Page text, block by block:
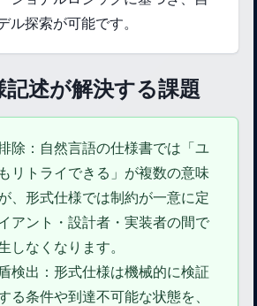
ル探索が可能です。
記述が解決する課題
除：自然言語の仕様書では「ユ
リトライできる」が複数の意味
、形式仕様では制約が一意に定
アント・設計者・実装者の間で
しなくなります。
検出：形式仕様は機械的に検証
る条件や到達不可能な状態を、